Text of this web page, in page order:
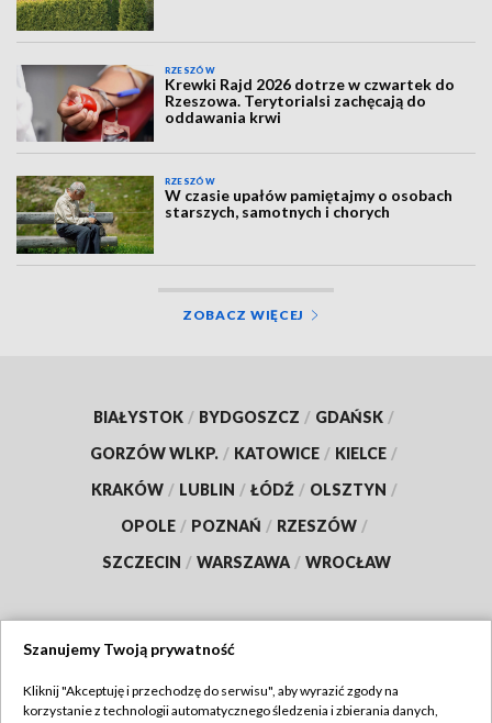
RZESZÓW
Krewki Rajd 2026 dotrze w czwartek do
Rzeszowa. Terytorialsi zachęcają do
oddawania krwi
RZESZÓW
W czasie upałów pamiętajmy o osobach
starszych, samotnych i chorych
ZOBACZ WIĘCEJ
BIAŁYSTOK / BYDGOSZCZ / GDAŃSK /
GORZÓW WLKP. / KATOWICE / KIELCE /
KRAKÓW / LUBLIN / ŁÓDŹ / OLSZTYN /
OPOLE / POZNAŃ / RZESZÓW /
SZCZECIN / WARSZAWA / WROCŁAW
TVP
Szanujemy Twoją prywatność
Kliknij "Akceptuję i przechodzę do serwisu", aby wyrazić zgody na
korzystanie z technologii automatycznego śledzenia i zbierania danych,